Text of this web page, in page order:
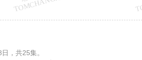
，共25集。